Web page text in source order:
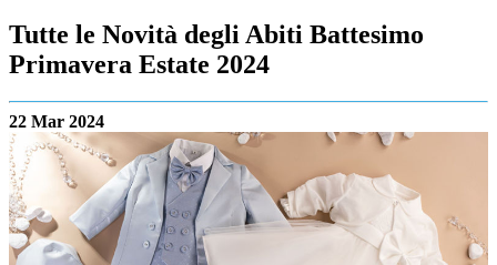
Tutte le Novità degli Abiti Battesimo
Primavera Estate 2024
22 Mar 2024